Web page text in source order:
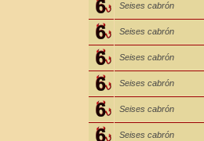
Seises cabrón
Seises cabrón
Seises cabrón
Seises cabrón
Seises cabrón
Seises cabrón